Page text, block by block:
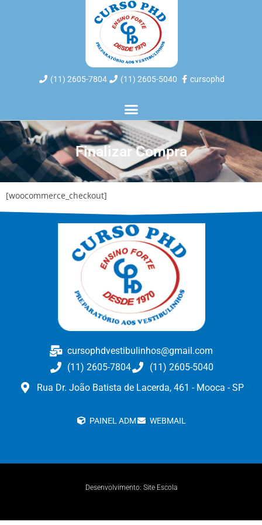
(11) 2605-7804 (11) 2605-5040 cursophd
Finalizar Compra
[woocommerce_checkout]
cursophdvestibulinhos@gmail.com
(11) 2605-7804
(11) 2605-5040
Rua Dr. João Batista de Lacerda, 461 - Mooca - SP
PAINEL ADM WEBMAIL
Desenvolvimento: Site Escola